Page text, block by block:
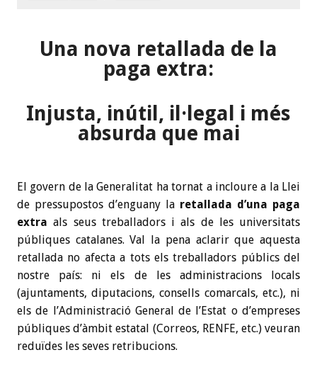
Una nova retallada de la
paga extra:
Injusta, inútil, il·legal i més
absurda que mai
El govern de la Generalitat ha tornat a incloure a la Llei
de pressupostos d’enguany la retallada d’una paga
extraals seus treballadors i als de les universitats
públiques catalanes. Val la pena aclarir que aquesta
retallada no afecta a tots els treballadors públics del
nostre país: ni els de les administracions locals
(ajuntaments, diputacions, consells comarcals, etc.), ni
els de l’Administració General de l’Estat o d’empreses
públiques d’àmbit estatal (Correos, RENFE, etc.) veuran
reduïdes les seves retribucions.